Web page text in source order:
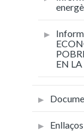
EN LA
Enllaços